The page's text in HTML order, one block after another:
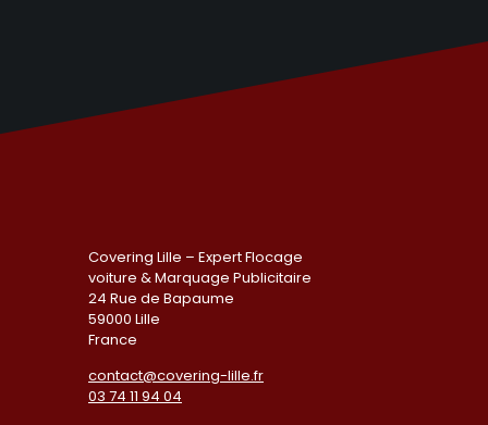
Covering Lille – Expert Flocage
voiture & Marquage Publicitaire
24 Rue de Bapaume
59000 Lille
France
contact@covering-lille.fr
03 74 11 94 04